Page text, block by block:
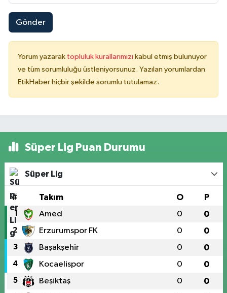
Gönder
Yorum yazarak topluluk kurallarımızı kabul etmiş bulunuyor
ve tüm sorumluluğu üstleniyorsunuz. Yazılan yorumlardan
EtikHaber hiçbir şekilde sorumlu tutulamaz.
Süper Lig Puan Durumu
Süper Lig
# Takım O P
1 Amed 0 0
2 Erzurumspor FK 0 0
3 Başakşehir 0 0
4 Kocaelispor 0 0
5 Beşiktaş 0 0